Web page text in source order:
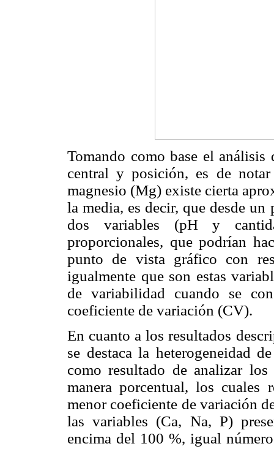
Tomando como base el análisis
central y posición, es de
magnesio (Mg) existe cierta
la media, es decir, que desde
dos variables (pH y
proporcionales, que podrían
punto de vista gráfico con
igualmente que son estas
de variabilidad cuando se
coeficiente de variación (CV).
En cuanto a los resultados
se destaca la heterogeneidad
como resultado de analizar
manera porcentual, los cuales
menor coeficiente de variación
las variables (Ca, Na, P)
encima del 100 %, igual